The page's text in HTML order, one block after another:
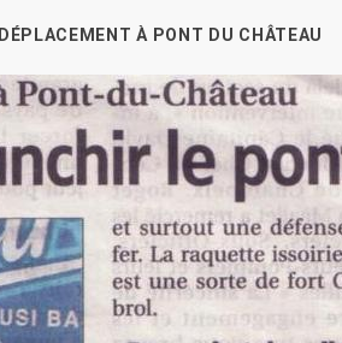
DÉPLACEMENT À PONT DU CHÂTEAU